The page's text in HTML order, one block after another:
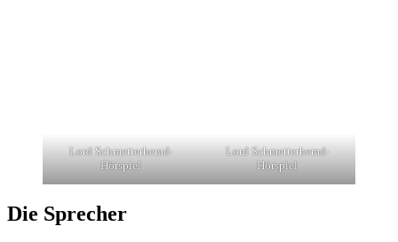
Lord Schmetterhemd-
Hörspiel
Lord Schmetterhemd-
Hörspiel
Die Sprecher